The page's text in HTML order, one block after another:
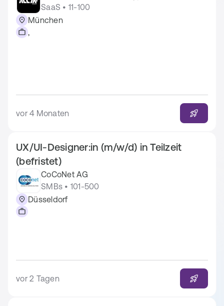
SaaS • 11-100
München
,
vor 4 Monaten
UX/UI-Designer:in (m/w/d) in Teilzeit
(befristet)
CoCoNet AG
SMBs • 101-500
Düsseldorf
vor 2 Tagen